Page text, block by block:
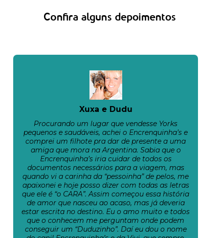
Confira alguns depoimentos
Xuxa e Dudu
Procurando um lugar que vendesse Yorks
pequenos e saudáveis, achei o Encrenquinha’s e
comprei um filhote pra dar de presente a uma
amiga que mora na Argentina. Sabia que o
Encrenquinha’s iria cuidar de todos os
documentos necessários para a viagem, mas
quando vi a carinha da “pessoinha” de pelos, me
apaixonei e hoje posso dizer com todas as letras
que ele é “o CARA”. Assim começou essa história
de amor que nasceu ao acaso, mas já deveria
estar escrita no destino. Eu o amo muito e todos
que o conhecem me perguntam onde podem
conseguir um “Duduzinho”. Daí eu dou o nome